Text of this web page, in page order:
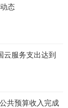
态
云服务支出达到
共预算收入完成